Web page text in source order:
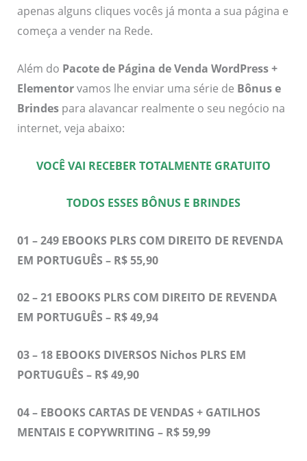
apenas alguns cliques vocês já monta a sua página e
começa a vender na Rede.
Além do Pacote de Página de Venda WordPress +
Elementorvamos lhe enviar uma série de Bônus e
Brindespara alavancar realmente o seu negócio na
internet, veja abaixo:
VOCÊ VAI RECEBER TOTALMENTE GRATUITO
TODOS ESSES BÔNUS E BRINDES
01 – 249 EBOOKS PLRS COM DIREITO DE REVENDA
EM PORTUGUÊS – R$ 55,90
02 – 21 EBOOKS PLRS COM DIREITO DE REVENDA
EM PORTUGUÊS – R$ 49,94
03 – 18 EBOOKS DIVERSOS Nichos PLRS EM
PORTUGUÊS – R$ 49,90
04 – EBOOKS CARTAS DE VENDAS + GATILHOS
MENTAIS E COPYWRITING – R$ 59,99